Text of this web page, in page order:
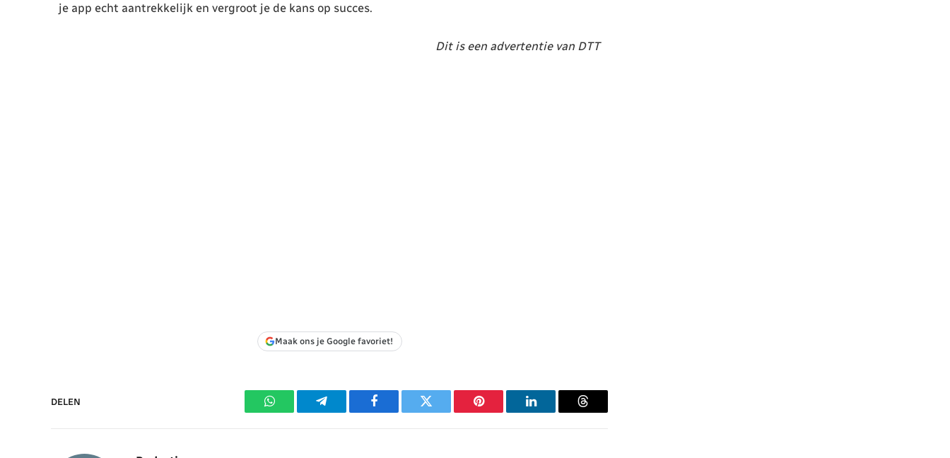
je app echt aantrekkelijk en vergroot je de kans op succes.
Dit is een advertentie van DTT
Maak ons je Google favoriet!
DELEN
WhatsAppTelegram Facebook Twitter Pinterest LinkedIn Threads